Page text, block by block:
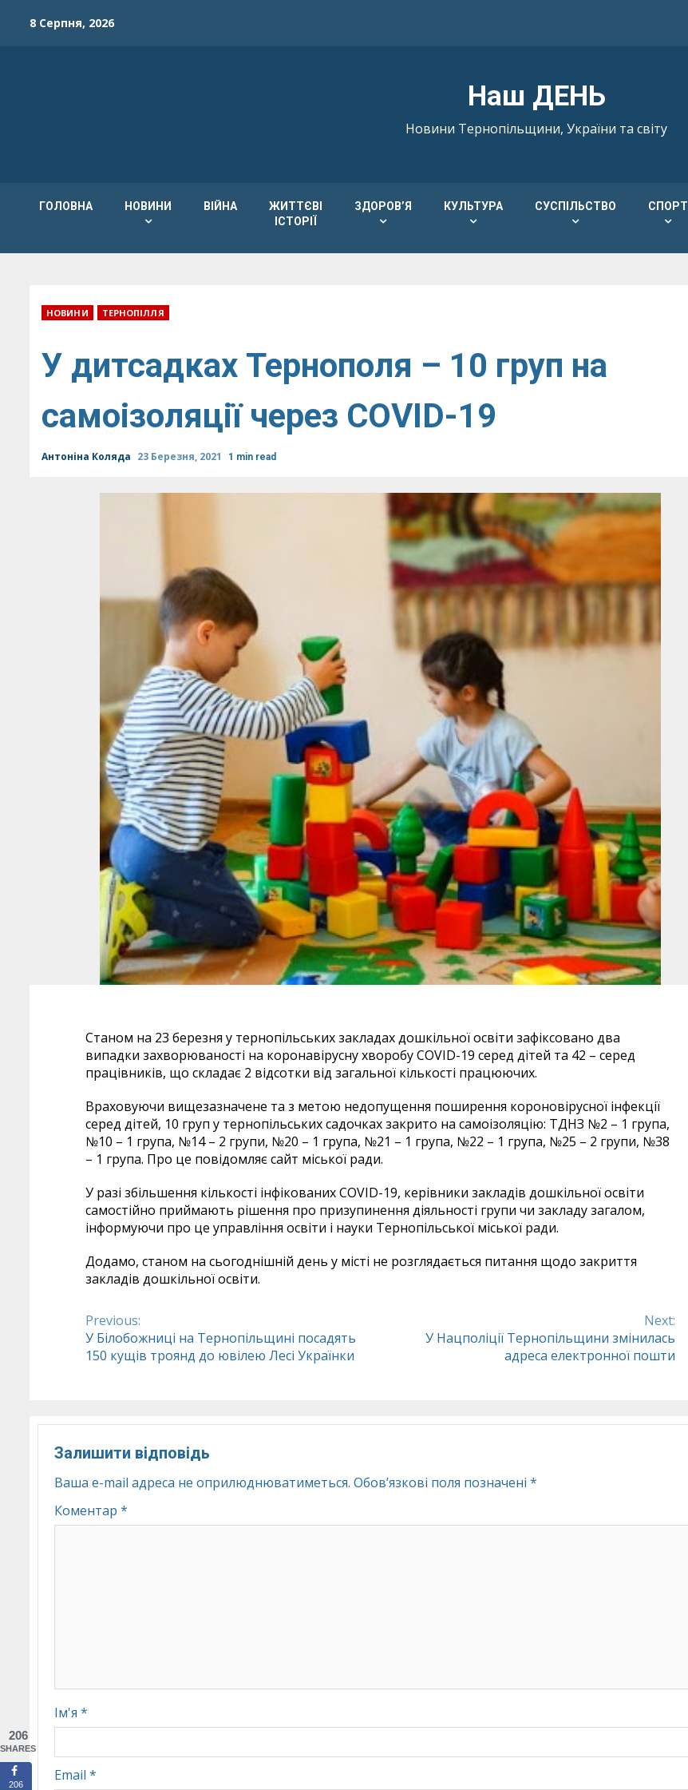
8 Серпня, 2026
Наш ДЕНЬ
Новини Тернопільщини, України та світу
ГОЛОВНА НОВИНИ ВІЙНА
ЖИТТЄВІ
ІСТОРІЇ
ЗДОРОВ’Я КУЛЬТУРА СУСПІЛЬСТВО СПОРТ
НОВИНИ ТЕРНОПІЛЛЯ
У дитсадках Тернополя – 10 груп на
самоізоляції через COVID-19
Антоніна Коляда 23 Березня, 2021 1 min read
Станом на 23 березня у тернопільських закладах дошкільної освіти зафіксовано два
випадки захворюваності на коронавірусну хворобу COVID-19 серед дітей та 42 – серед
працівників, що складає 2 відсотки від загальної кількості працюючих.
Враховуючи вищезазначене та з метою недопущення поширення короновірусної інфекції
серед дітей, 10 груп у тернопільських садочках закрито на самоізоляцію: ТДНЗ №2 – 1 група,
№10 – 1 група, №14 – 2 групи, №20 – 1 група, №21 – 1 група, №22 – 1 група, №25 – 2 групи, №38
– 1 група. Про це повідомляє сайт міської ради.
У разі збільшення кількості інфікованих COVID-19, керівники закладів дошкільної освіти
самостійно приймають рішення про призупинення діяльності групи чи закладу загалом,
інформуючи про це управління освіти і науки Тернопільської міської ради.
Додамо, станом на сьогоднішній день у місті не розглядається питання щодо закриття
закладів дошкільної освіти.
Continue
Reading
Previous:
У Білобожниці на Тернопільщині посадять
150 кущів троянд до ювілею Лесі Українки
Next:
У Нацполіції Тернопільщини змінилась
адреса електронної пошти
Залишити відповідь
Ваша e-mail адреса не оприлюднюватиметься. Обов’язкові поля позначені *
Коментар *
Ім'я *
Email *
206
SHARES
206